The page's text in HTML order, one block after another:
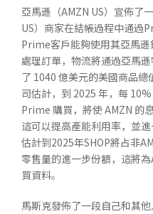
亞馬遜（AMZN US）宣佈了
US）商家在結帳過程中通過
Prime客戶能夠使用其亞馬
處理訂單，物流將通過亞馬
了 1040 億美元的美國商品總
司估計，到 2025 年，每
Prime 購買，將使 AMZN 的
這可以提高產能利用率，並
估計到2025年SHOP將占非
零售量的進一步份額，這將
買資料。
馬斯克發佈了一段自己和其